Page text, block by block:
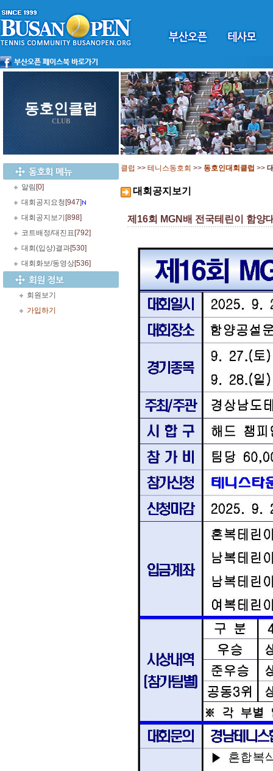
동호인클럽
CLUB
알림 [0]
대회공지요청 [947]
대회공지보기 [898]
코트배정/대진표 [792]
대회(입상)결과[530]
대회화보/동영상[536]
회원보기
가입하기
클럽 >> 테니스동호회 >> 동호인대회클럽 >>
대회공지보기
제16회 MGN배 전국테린이 함양